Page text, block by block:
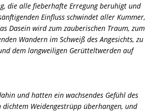
die alle fieberhafte Erregung beruhigt und
Einfluss schwindet aller Kummer,
Dasein wird zum zauberischen Traum, zum
Wandern im Schweiß des Angesichts, zu
dem langweiligen Gerütteltwerden auf
und hatten ein wachsendes Gefühl des
Weidengestrüpp überhangen, und